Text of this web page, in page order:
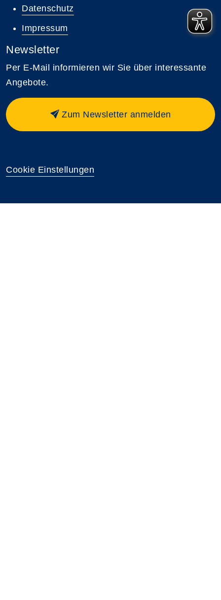
Datenschutz
Impressum
Newsletter
Per E-Mail informieren wir Sie über interessante
Angebote.
Zum Newsletter anmelden
Cookie Einstellungen